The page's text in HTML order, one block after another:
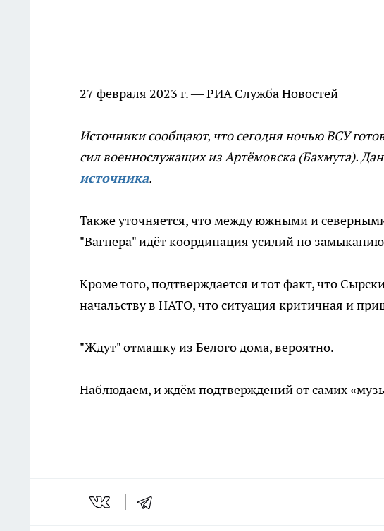
27 февраля 2023 г. — РИА Служба Новостей
Источники сообщают, что сегодня ночью ВСУ
сил военнослужащих из Артёмовска (Бахмута).
источника.
Также уточняется, что между южными и
"Вагнера" идёт координация усилий по
Кроме того, подтверждается и тот факт, что
начальству в НАТО, что ситуация критичная и
"Ждут" отмашку из Белого дома, вероятно.
Наблюдаем, и ждём подтверждений от самих